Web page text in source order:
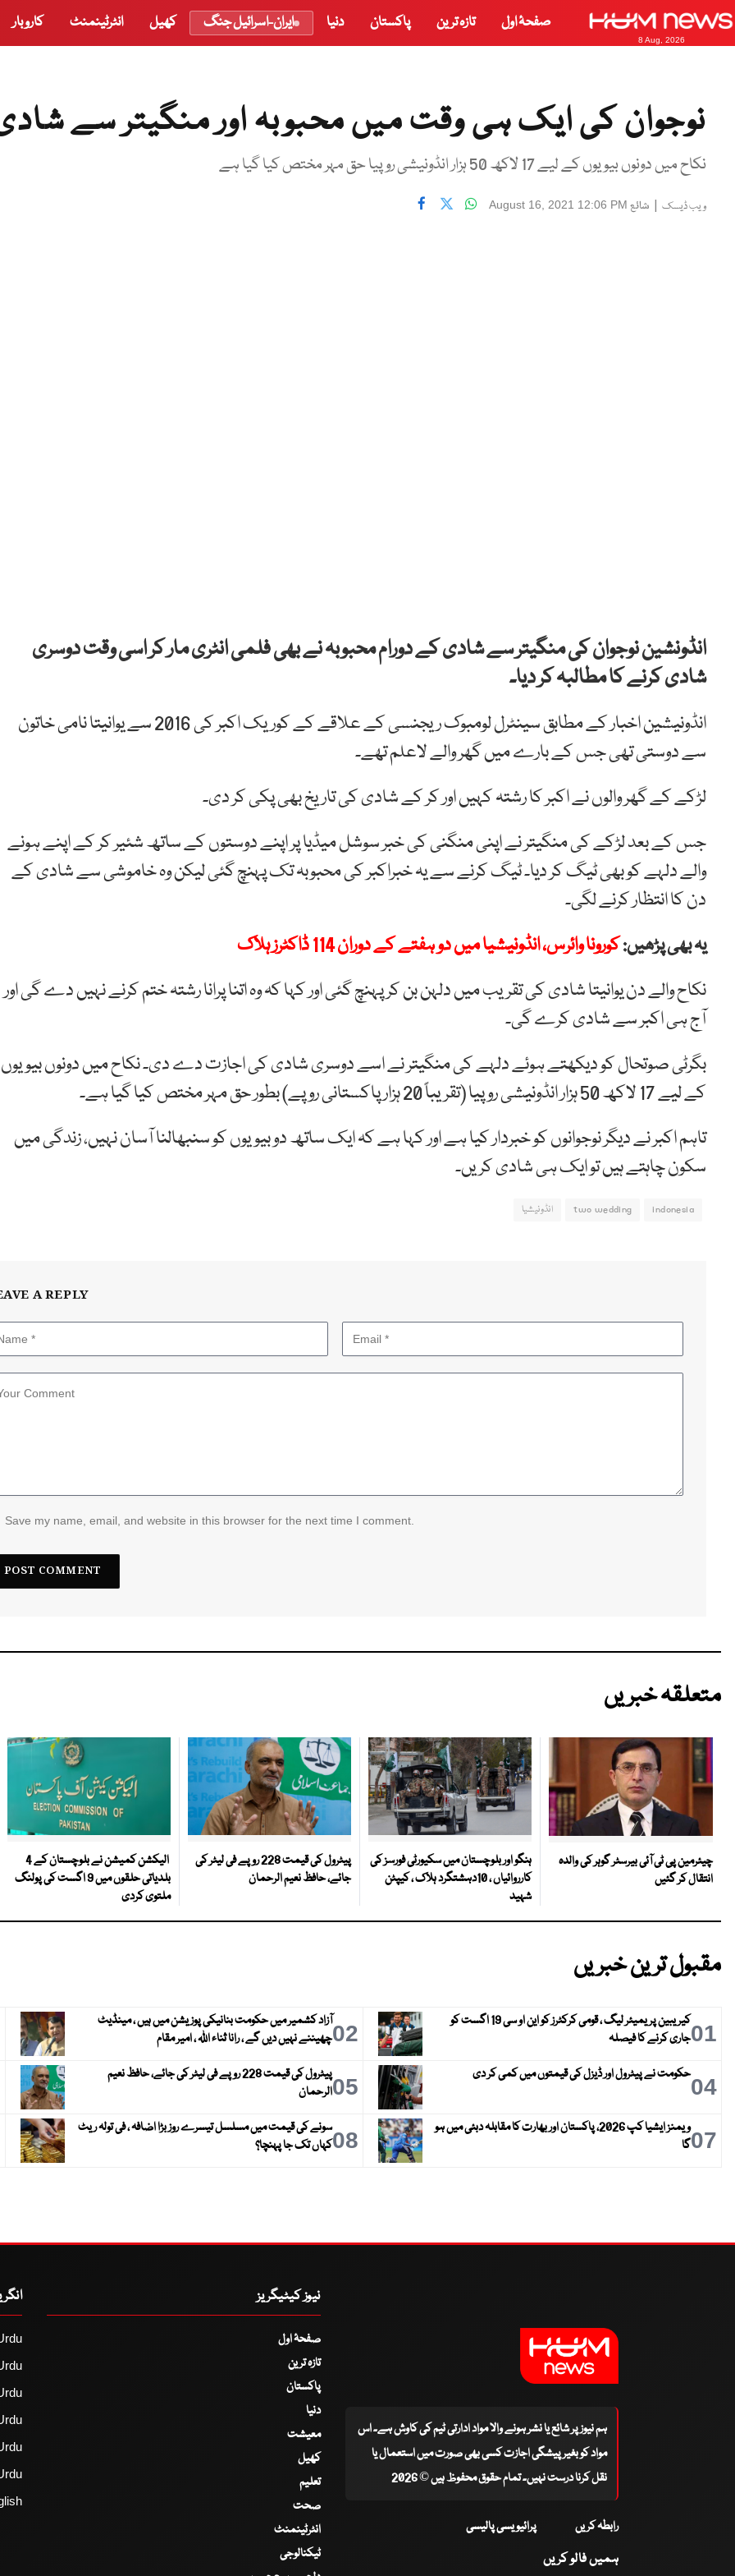
8 Aug, 2026
صفحۂ اول تازہ ترین پاکستان دنیا ایران-اسرائیل جنگ کھیل انٹرٹینمنٹ کاروبار
نوجوان کی ایک ہی وقت میں محبوبہ اور منگیتر سے
نکاح میں دونوں بیویوں کے لیے 17 لاکھ 50 ہزار انڈونیشی روپیا حق مہر مختص کیا گیا ہے
ویب ڈیسک | شائع August 16, 2021 12:06 PM
انڈونشین نوجوان کی منگیتر سے شادی کے دورام محبوبہ نے بھی فلمی انٹری مار کر اسی وقت دوسری
شادی کرنے کا مطالبہ کر دیا۔
انڈونیشین اخبار کے مطابق سینٹرل لومبوک ریجنسی کے علاقے کے کوریک اکبر کی 2016 سے یوانیتا نامی خاتون
سے دوستی تھی جس کے بارے میں گھر والے لاعلم تھے۔
لڑکے کے گھر والوں نے اکبر کا رشتہ کہیں اور کر کے شادی کی تاریخ بھی پکی کر دی۔
جس کے بعد لڑکے کی منگیتر نے اپنی منگنی کی خبر سوشل میڈیا پر اپنے دوستوں کے ساتھ شئیر کر کے اپنے ہونے
والے دلہے کو بھی ٹیگ کر دیا۔ ٹیگ کرنے سے یہ خبراکبر کی محبوبہ تک پہنچ گئی لیکن وہ خاموشی سے شادی کے
دن کا انتظار کرنے لگی۔
یہ بھی پڑھیں:کورونا وائرس، انڈونیشیا میں دو ہفتے کے دوران 114 ڈاکٹرز ہلاک
نکاح والے دن یوانیتا شادی کی تقریب میں دلہن بن کر پہنچ گئی اور کہا کہ وہ اتنا پرانا رشتہ ختم کرنے نہیں دے گی اور
آج ہی اکبر سے شادی کرے گی۔
بگرٹی صوتحال کو دیکھتے ہوئے دلہے کی منگیتر نے اسے دوسری شادی کی اجازت دے دی۔ نکاح میں دونوں بیویوں
کے لیے 17 لاکھ 50 ہزار انڈونیشی روپیا (تقریباً 20 ہزار پاکستانی روپے) بطور حق مہر مختص کیا گیا ہے۔
تاہم اکبر نے دیگر نوجوانوں کو خبردار کیا ہے اور کہا ہے کہ ایک ساتھ دو بیویوں کو سنبھالنا آسان نہیں، زندگی میں
سکون چاہتے ہیں تو ایک ہی شادی کریں۔
indonesia
two wedding انڈونیشیا
A REPLY
Save my name, email, and website in this browser for the next time I comment.
متعلقہ خبریں
چیئرمین پی ٹی آئی بیرسٹر گوہر کی والدہ
انتقال کر گئیں
ہنگو اور بلوچستان میں سکیورٹی فورسز کی
کارروائیاں ، 10دہشتگرد ہلاک ، کیپٹن
شہید
پیٹرول کی قیمت 228 روپے فی لیٹر کی
جائے، حافظ نعیم الرحمان
الیکشن کمیشن نے بلوچستان کے 4
بلدیاتی حلقوں میں 9 اگست کی پولنگ
ملتوی کردی
مقبول ترین خبریں
01
کیریبین پریمیئر لیگ ، قومی کرکٹرز کو این او سی 19 اگست کو
جاری کرنے کا فیصلہ
02آزاد کشمیر میں حکومت بنانیکی پوزیشن میں ہیں ، مینڈیٹ
چھیننے نہیں دیں گے ، رانا ثناء اللہ ، امیر مقام
04حکومت نے پیٹرول اور ڈیزل کی قیمتوں میں کمی کر دی 05
پیٹرول کی قیمت 228 روپے فی لیٹر کی جائے، حافظ نعیم
الرحمان
07
ویمنز ایشیا کپ 2026، پاکستان اور بھارت کا مقابلہ دبئی میں ہو
گا
08سونے کی قیمت میں مسلسل تیسرے روز بڑا اضافہ ، فی تولہ ریٹ
کہاں تک جا پہنچا؟
ہم نیوز پر شائع یا نشر ہونے والا مواد ادارتی ٹیم کی کاوش ہے۔ اس
مواد کو بغیر پیشگی اجازت کسی بھی صورت میں استعمال یا
نقل کرنا درست نہیں۔ تمام حقوق محفوظ ہیں © 2026
رابطہ کریں پرائیویسی پالیسی
ہمیں فالو کریں
نیوز کیٹیگریز
صفحۂ اول
تازہ ترین
پاکستان
دنیا
معیشت
کھیل
تعلیم
صحت
انٹرٹینمنٹ
ٹیکنالوجی